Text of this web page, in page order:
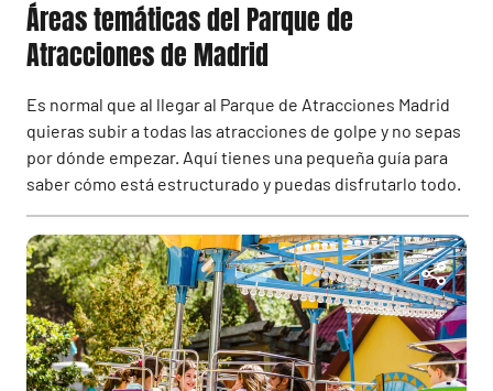
Áreas temáticas del Parque de
Atracciones de Madrid
Es normal que al llegar al Parque de Atracciones Madrid
quieras subir a todas las atracciones de golpe y no sepas
por dónde empezar. Aquí tienes una pequeña guía para
saber cómo está estructurado y puedas disfrutarlo todo.